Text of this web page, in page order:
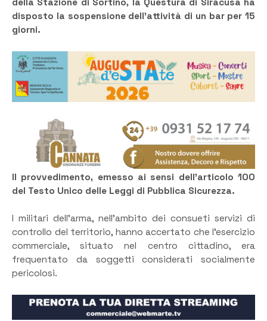
della Stazione di Sortino, la Questura di Siracusa ha
disposto la sospensione dell’attività di un bar per 15
giorni.
Il provvedimento, emesso ai sensi dell’articolo 100
del Testo Unico delle Leggi di Pubblica Sicurezza.
I militari dell’arma, nell’ambito dei consueti servizi di
controllo del territorio, hanno accertato che l’esercizio
commerciale, situato nel centro cittadino, era
frequentato da soggetti considerati socialmente
pericolosi.